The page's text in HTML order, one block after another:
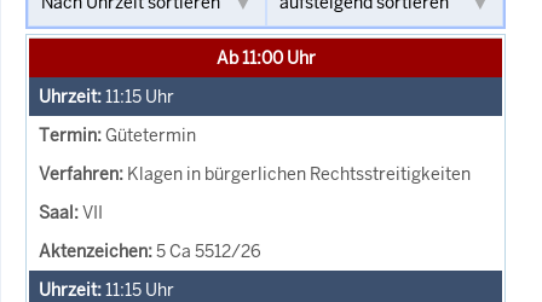
Ab 11:00 Uhr
11:15 Uhr
Gütetermin
Klagen in bürgerlichen Rechtsstreitigkeiten
VII
5 Ca 5512/26
11:15 Uhr